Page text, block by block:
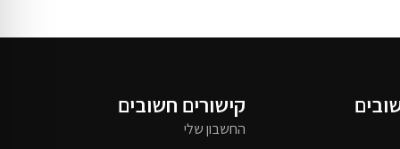
קישורים חשובים
החשבון שלי